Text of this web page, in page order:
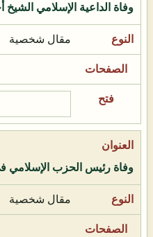
وفاة الداعية الإسلامي الشيخ
مقال شخصية
وفاة رئيس الحزب الإسلامي
مقال شخصية